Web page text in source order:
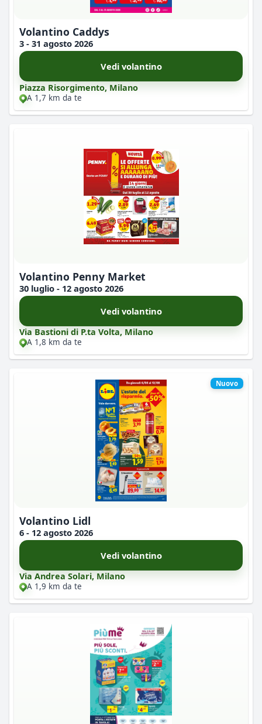
Volantino Caddys
3 - 31 agosto 2026
Vedi volantino
Piazza Risorgimento, Milano
A 1,7 km da te
Volantino Penny Market
30 luglio - 12 agosto 2026
Vedi volantino
Via Bastioni di P.ta Volta, Milano
A 1,8 km da te
Nuovo
Volantino Lidl
6 - 12 agosto 2026
Vedi volantino
Via Andrea Solari, Milano
A 1,9 km da te